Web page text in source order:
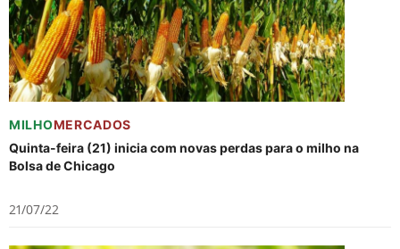
MILHOMERCADOS
Quinta-feira (21) inicia com novas perdas para o milho na
Bolsa de Chicago
21/07/22